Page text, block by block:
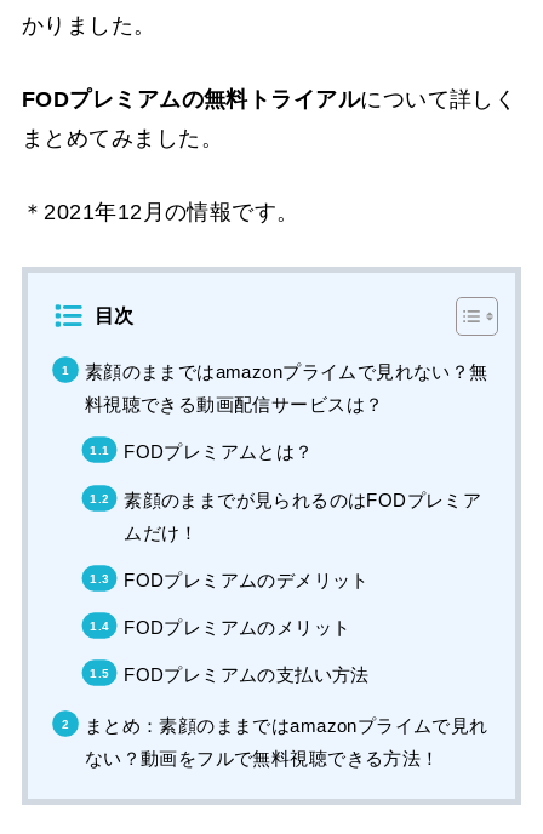
かりました。
FODプレミアムの無料トライアルについて詳しく
まとめてみました。
＊2021年12月の情報です。
目次
素顔のままではamazonプライムで見れない？無
料視聴できる動画配信サービスは？
FODプレミアムとは？
素顔のままでが見られるのはFODプレミア
ムだけ！
FODプレミアムのデメリット
FODプレミアムのメリット
FODプレミアムの支払い方法
まとめ：素顔のままではamazonプライムで見れ
ない？動画をフルで無料視聴できる方法！